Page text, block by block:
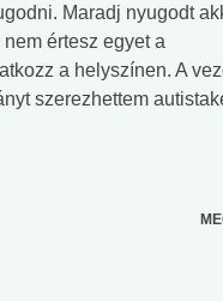
Maradj nyugodt
értesz egyet a
a helyszínen. A
szerezhettem